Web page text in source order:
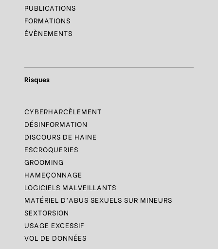
PUBLICATIONS
FORMATIONS
ÉVÈNEMENTS
Risques
CYBERHARCÈLEMENT
DÉSINFORMATION
DISCOURS DE HAINE
ESCROQUERIES
GROOMING
HAMEÇONNAGE
LOGICIELS MALVEILLANTS
MATÉRIEL D’ABUS SEXUELS SUR MINEURS
SEXTORSION
USAGE EXCESSIF
VOL DE DONNÉES